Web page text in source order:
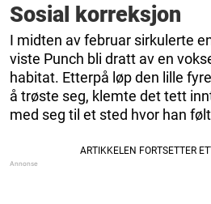
Sosial korreksjon
I midten av februar sirkulerte
viste Punch bli dratt av en
habitat. Etterpå løp den lille
å trøste seg, klemte det tett
med seg til et sted hvor han